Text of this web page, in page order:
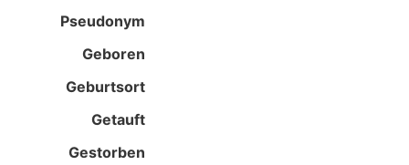
Pseudonym
Geboren
Geburtsort
Getauft
Gestorben